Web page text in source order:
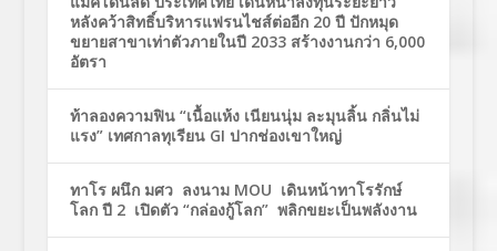
หลังคว้าสิทธิ์บริหารแฟรนไชส์ต่ออีก 20 ปี ปักหมุด
ขยายสาขาเท่าตัวภายในปี 2033 สร้างงานกว่า 6,000
อัตรา
ท้าลองความฟิน “เนื้อแห้ง เนียนนุ่ม ละมุนลิ้น กลิ่นไม่
แรง” เทศกาลทุเรียน GI ปากช่องเขาใหญ่
ทาโร ผนึก มศว ลงนาม MOU เดินหน้าทาโรรักษ์
โลก ปี 2 เปิดตัว “กล่องกู้โลก” พลิกขยะเป็นพลังงาน